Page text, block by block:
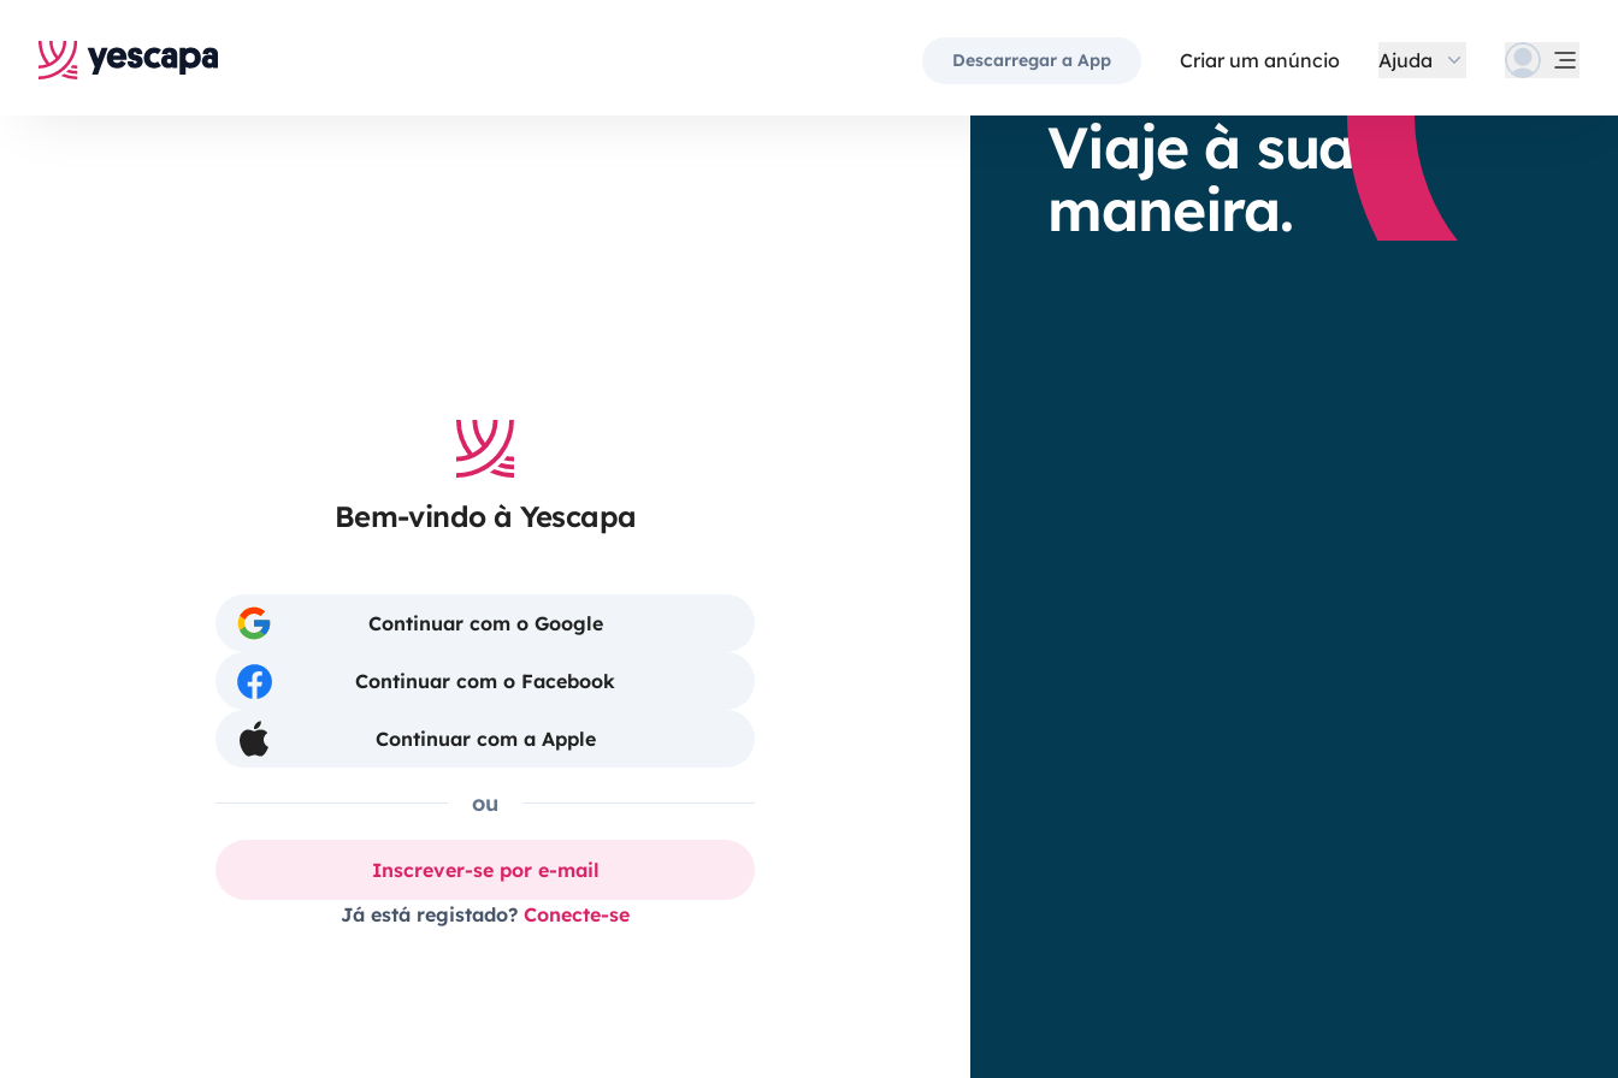
Descarregar a App Criar um anúncio Ajuda
Bem-vindo à Yescapa
Continuar com o Google
Continuar com o Facebook
Continuar com a Apple
ou
Inscrever-se por e-mail
Já está registado?Conecte-se
Viaje à sua
maneira.